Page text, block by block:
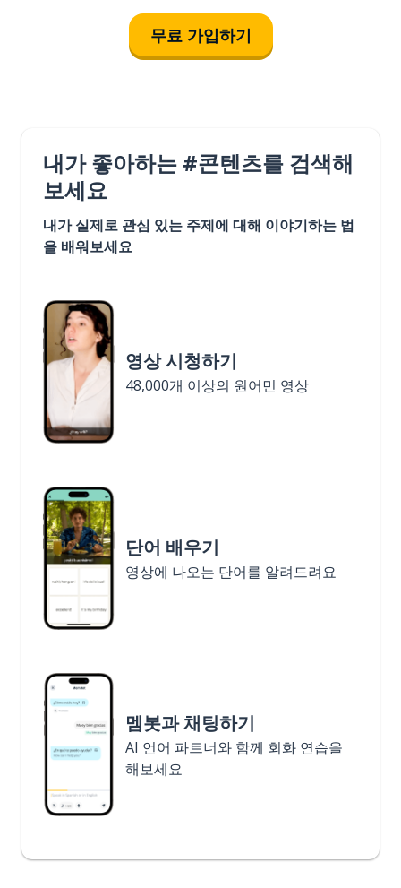
무료 가입하기
내가 좋아하는 #콘텐츠를 검색해
보세요
내가 실제로 관심 있는 주제에 대해 이야기하는 법
을 배워보세요
영상 시청하기
48,000개 이상의 원어민 영상
단어 배우기
영상에 나오는 단어를 알려드려요
멤봇과 채팅하기
AI 언어 파트너와 함께 회화 연습을
해보세요